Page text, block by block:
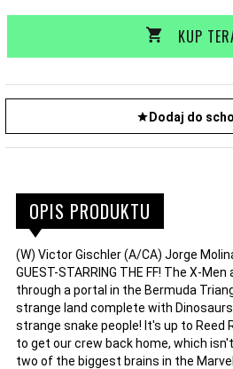
KUP
Dodaj do
OPIS PRODUKTU
(W) Victor Gischler (A/CA) Jorge
GUEST-STARRING THE FF! The X-
through a portal in the Bermuda
strange land complete with
strange snake people! It's up to Reed
to get our crew back home, which
two of the biggest brains in the